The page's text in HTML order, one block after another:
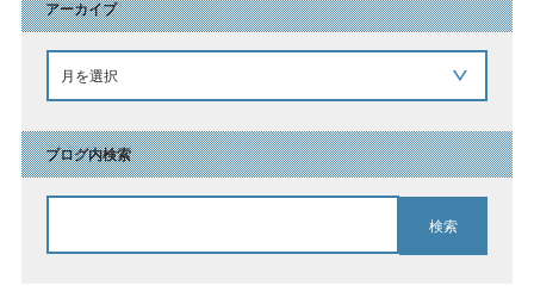
アーカイブ
ブログ内検索